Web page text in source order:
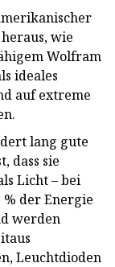
wie
Wolfram
ideales
auf extreme
lang gute
dass sie
Licht – bei
der Energie
werden
Leuchtdioden